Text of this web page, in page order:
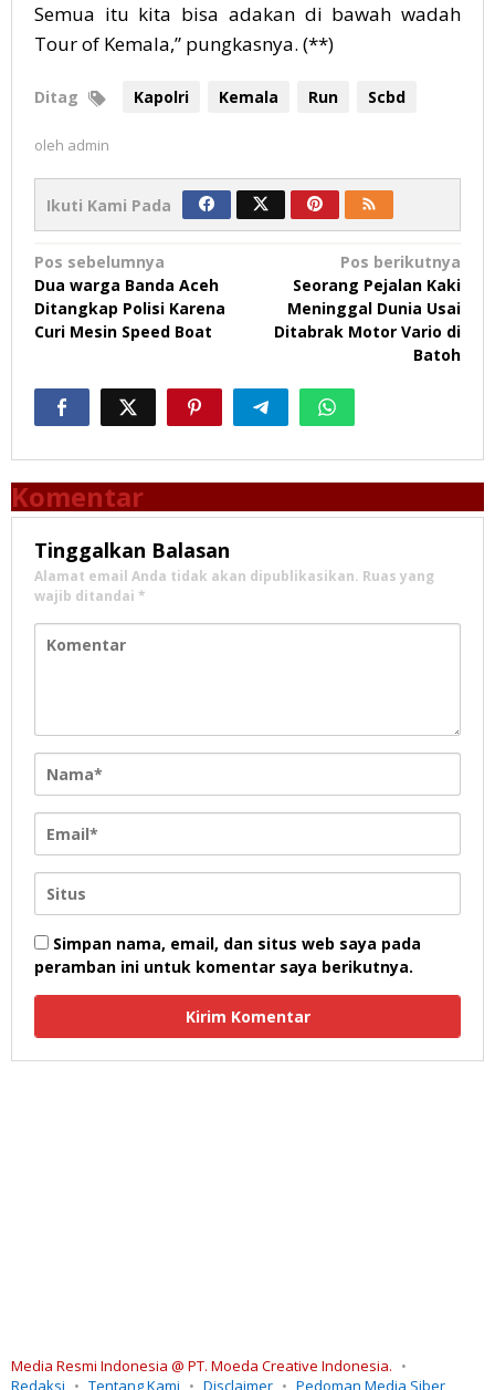
Semua itu kita bisa adakan di bawah wadah
Tour of Kemala,” pungkasnya. (**)
Ditag Kapolri Kemala Run Scbd
oleh admin
Ikuti Kami Pada
Navigasi
pos
Pos sebelumnya
Dua warga Banda Aceh
Ditangkap Polisi Karena
Curi Mesin Speed Boat
Pos berikutnya
Seorang Pejalan Kaki
Meninggal Dunia Usai
Ditabrak Motor Vario di
Batoh
Komentar
Tinggalkan Balasan
Alamat email Anda tidak akan dipublikasikan. Ruas yang
wajib ditandai *
Simpan nama, email, dan situs web saya pada
peramban ini untuk komentar saya berikutnya.
Media Resmi Indonesia @ PT. Moeda Creative Indonesia.
Redaksi
Tentang Kami Disclaimer Pedoman Media Siber